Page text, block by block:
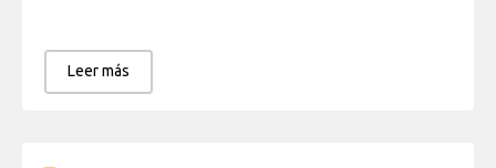
Leer más